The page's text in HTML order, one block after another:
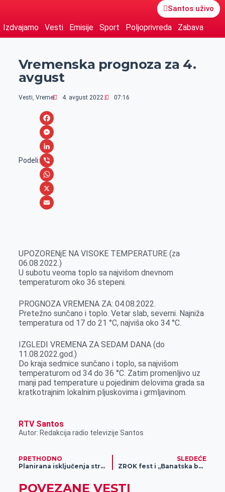
Santos uživo
Izdvajamo Vesti Emisije Sport Poljoprivreda Zabava
Vremenska prognoza za 4.
avgust
Vesti, Vreme 4. avgust 2022. 07:16
Podeli:
F
a
c
e
b
o
M
e
s
s
e
r
L
i
n
k
n
V
i
b
W
h
A
p
p
X
i
l
UPOZORENjE NA VISOKE TEMPERATURE (za
06.08.2022.)
U subotu veoma toplo sa najvišom dnevnom
temperaturom oko 36 stepeni.
PROGNOZA VREMENA ZA: 04.08.2022.
Pretežno sunčano i toplo. Vetar slab, severni. Najniža
temperatura od 17 do 21 °C, najviša oko 34 °C.
IZGLEDI VREMENA ZA SEDAM DANA (do
11.08.2022.god.)
Do kraja sedmice sunčano i toplo, sa najvišom
temperaturom od 34 do 36 °C. Zatim promenljivo uz
manji pad temperature u pojedinim delovima grada sa
kratkotrajnim lokalnim pljuskovima i grmljavinom.
RTV Santos
Autor: Redakcija radio televizije Santos
PRETHODNO
Planirana isključenja struje za 4. avgust
SLEDEĆE
ZROK fest i „Banatska bajka“ – vikend programi Kulturnog centra Zrenjanina
POVEZANE VESTI